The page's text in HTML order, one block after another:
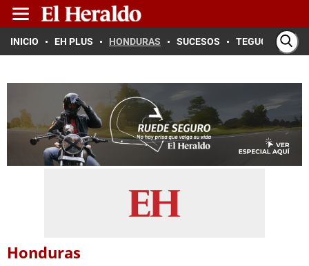
INICIO EH PLUS HONDURAS SUCESOS TEGUCIGALPA
Honduras